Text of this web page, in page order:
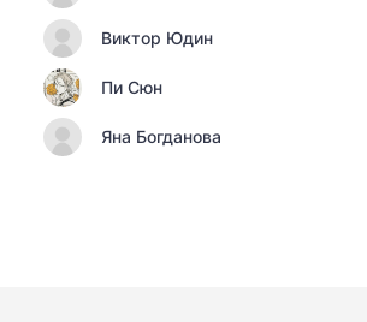
Виктор Юдин
Пи Сюн
Яна Богданова